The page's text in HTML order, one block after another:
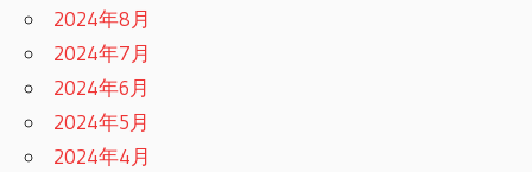
2024年8月
2024年7月
2024年6月
2024年5月
2024年4月